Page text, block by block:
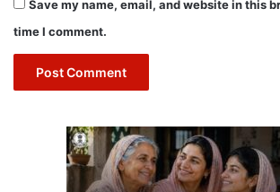
Save my name, email, and website in this
time I comment.